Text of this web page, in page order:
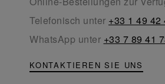
Telefonisch unter +33 1 49 42
WhatsApp unter +33 7 89 41
KONTAKTIEREN SIE UNS